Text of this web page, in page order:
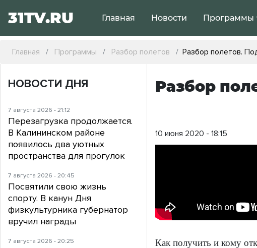
31TV.RU Главная Новости Программы
Главная Программы Разбор полетов Разбор полетов.
Разбор
10 июня 2020 - 18:15
Как получить и кому
НОВОСТИ ДНЯ
7 августа 2026 - 21:12
Перезагрузка продолжается.
В Калининском районе
появилось два уютных
пространства для прогулок
7 августа 2026 - 20:45
Посвятили свою жизнь
спорту. В канун Дня
физкультурника губернатор
вручил награды
7 августа 2026 - 20:25